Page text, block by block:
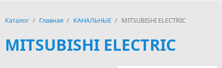
Каталог / Главная / КАНАЛЬНЫЕ / MITSUBISHI ELECTRIC
MITSUBISHI ELECTRIC